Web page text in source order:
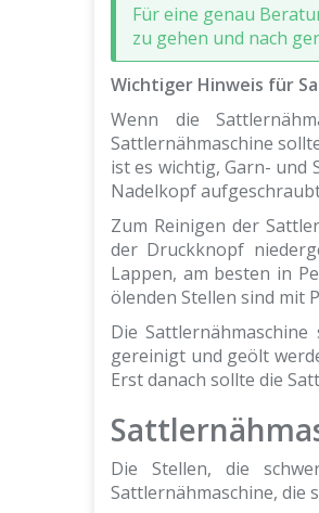
Für eine genau
zu gehen und nach
Wichtiger Hinweis für
Wenn die
Sattlernähmaschine
ist es wichtig, Garn- und
Nadelkopf
Zum Reinigen der
der Druckknopf
Lappen, am besten in
ölenden Stellen sind mit
Die
gereinigt und geölt
Erst danach sollte die
Die Stellen, die
Sattlernähmaschine, die